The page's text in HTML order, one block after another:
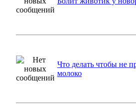
Что делать чтобы не
молоко